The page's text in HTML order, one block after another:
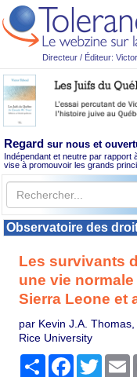
Directeur / Éditeur:
Regard sur nous et
Indépendant et neutre par rapport
vise à promouvoir les grands
Observatoire des
Les survivants
une vie
Sierra Leone et
par Kevin J.A.
Rice University
PartagerFacebook
Twitter